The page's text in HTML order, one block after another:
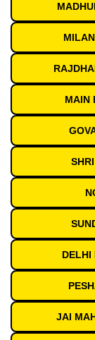
MAIN
DELHI
JAI